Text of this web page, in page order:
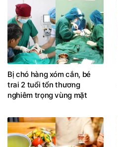
Bị chó hàng xóm cắn, bé
trai 2 tuổi tổn thương
nghiêm trọng vùng mặt